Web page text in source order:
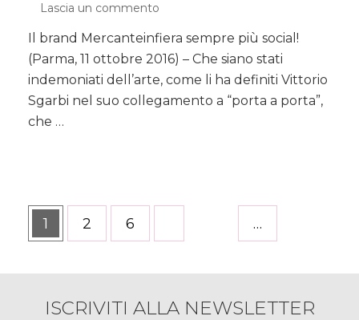
Lascia un commento
giornata
al
MERCANTEINFIERA
Il brand Mercanteinfiera sempre più social!
(Parma, 11 ottobre 2016) – Che siano stati
indemoniati dell’arte, come li ha definiti Vittorio
Sgarbi nel suo collegamento a “porta a porta”,
che …
Paginazione
degli
Pagina
1 Pagina
2 …
Pagina
6
ISCRIVITI ALLA NEWSLETTER